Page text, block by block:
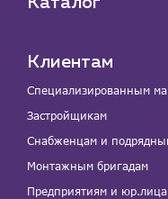
Клиентам
Специализированным
Застройщикам
Снабженцам и
Монтажным бригадам
Предприятиям и